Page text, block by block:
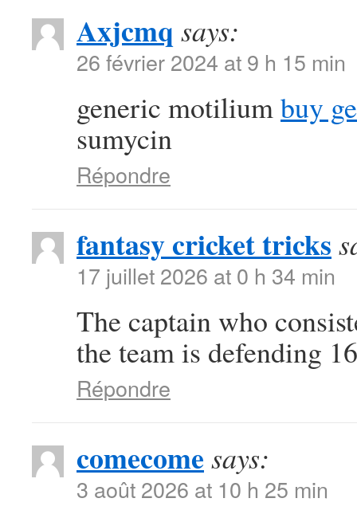
Axjcmq says:
26 février 2024 at 9 h 15 min
generic motiliumbuy
sumycin
Répondre
fantasy cricket tricks
17 juillet 2026 at 0 h 34 min
The captain who
the team is defending
Répondre
comecome says:
3 août 2026 at 10 h 25 min